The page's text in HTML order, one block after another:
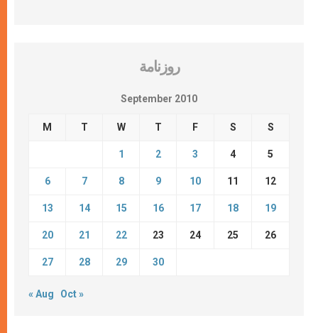
روزنامة
September 2010
M T W T F S S
1 2 3 4 5
6 7 8 9 10 11 12
13 14 15 16 17 18 19
20 21 22 23 24 25 26
27 28 29 30
« Aug Oct »